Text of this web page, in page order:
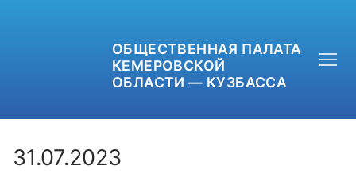
ОБЩЕСТВЕННАЯ ПАЛАТА
КЕМЕРОВСКОЙ
ОБЛАСТИ — КУЗБАССА
31.07.2023